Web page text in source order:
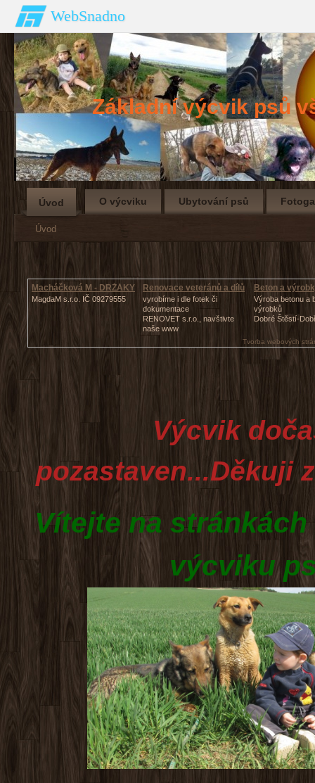
WebSnadno
Základní výcvik
Úvod O výcviku Ubytování psů
Úvod
Macháčková M - DRŽÁKY
MagdaM s.r.o. IČ 09279555
Renovace veteránů a dílů
vyrobíme i dle fotek či
dokumentace
RENOVET s.r.o., navštivte
naše www
Beton a
Výroba betonu a
výrobků
Dobré Štěstí-
Tvorba webových
Výcvik
pozastaven...Děkuji
Vítejte na
výcviku